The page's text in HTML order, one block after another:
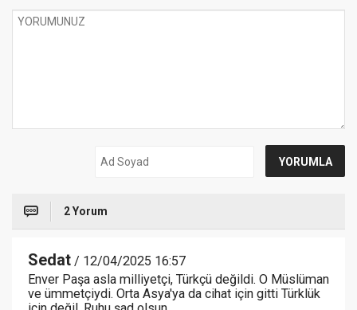
2 Yorum
Sedat / 12/04/2025 16:57
Enver Paşa asla milliyetçi, Türkçü değildi. O Müslüman
ve ümmetçiydi. Orta Asya'ya da cihat için gitti Türklük